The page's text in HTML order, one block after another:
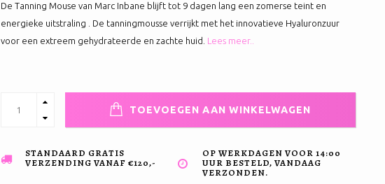
De Tanning Mouse van Marc Inbane blijft tot 9 dagen lang een zomerse teint en
energieke uitstraling . De tanningmousse verrijkt met het innovatieve Hyaluronzuur
voor een extreem gehydrateerde en zachte huid.
Lees meer..
TOEVOEGEN AAN WINKELWAGEN
STANDAARD GRATIS
VERZENDING VANAF €120,-
OP WERKDAGEN VOOR 14:00
UUR BESTELD, VANDAAG
VERZONDEN.